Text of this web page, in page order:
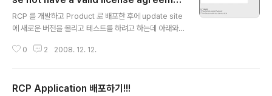
t.
RCP 를 개발하고 Product 로 배포한 후에 update site
에 새로운 버전을 올리고 테스트를 하려고 하는데 아래와
보니 license 와 관련이 있을 것 같아서 feature.xml 의 I
잘 되는 군요~ 음... 이런 문제는 해결방법 찾기도 힘들겠네
0 2 2008. 12. 12.
RCP Application 배포하기!!!